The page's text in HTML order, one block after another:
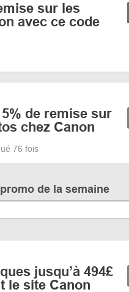
sur les
avec ce code
de remise sur
chez Canon
76 fois
de la semaine
jusqu’à 494£
le site Canon